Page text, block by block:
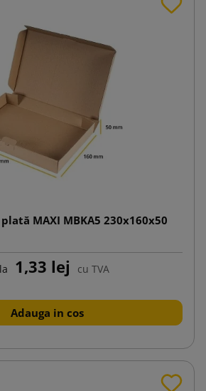
MAXI MBKA5 230x160x50
1,33 lej cu TVA
Adauga in cos